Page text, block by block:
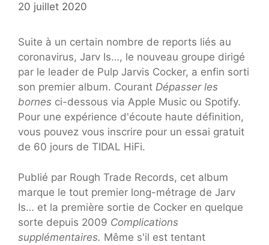
20 juillet 2020
Suite à un certain nombre de reports liés au
coronavirus, Jarv Is…, le nouveau groupe dirigé
par le leader de Pulp Jarvis Cocker, a enfin sorti
son premier album. Courant Dépasser les
bornes ci-dessous via Apple Music ou Spotify.
Pour une expérience d'écoute haute définition,
vous pouvez vous inscrire pour un essai gratuit
de 60 jours de TIDAL HiFi.
Publié par Rough Trade Records, cet album
marque le tout premier long-métrage de Jarv
Is… et la première sortie de Cocker en quelque
sorte depuis 2009 Complications
supplémentaires. Même s'il est tentant